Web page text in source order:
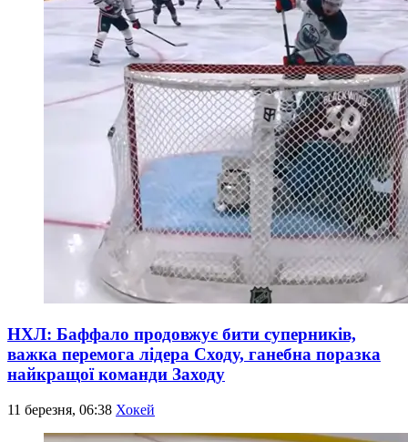
НХЛ: Баффало продовжує бити суперників,
важка перемога лідера Сходу, ганебна поразка
найкращої команди Заходу
11 березня, 06:38 Хокей